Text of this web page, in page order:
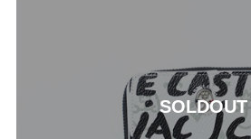
SOLDOUT